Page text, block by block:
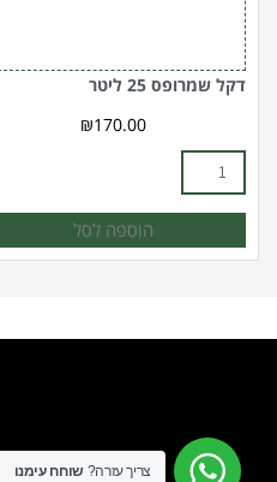
דקל שמרופס 25 ליטר
₪170.00
הוספה לסל
צריך עזרה?שוחח עימנו